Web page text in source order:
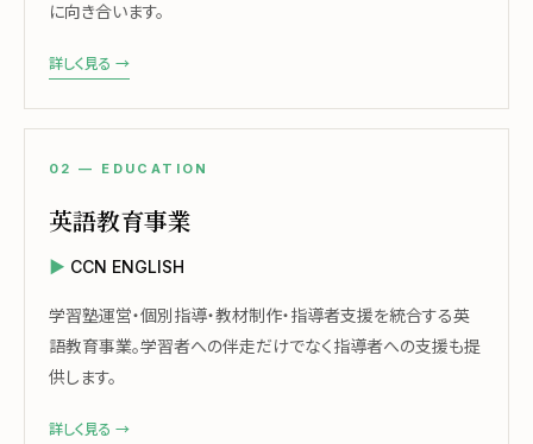
に向き合います。
詳しく見る →
02 — EDUCATION
英語教育事業
CCN ENGLISH
学習塾運営・個別指導・教材制作・指導者支援を統合する英
語教育事業。学習者への伴走だけでなく指導者への支援も提
供します。
詳しく見る →